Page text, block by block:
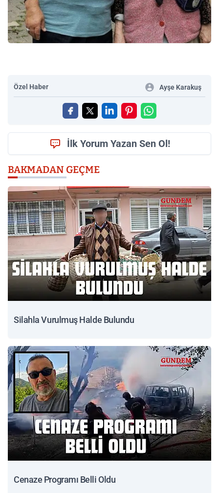
Özel Haber Ayşe Karakuş
İlk Yorum Yazan Sen Ol!
BAKMADAN GEÇME
Silahla Vurulmuş Halde Bulundu
Cenaze Programı Belli Oldu